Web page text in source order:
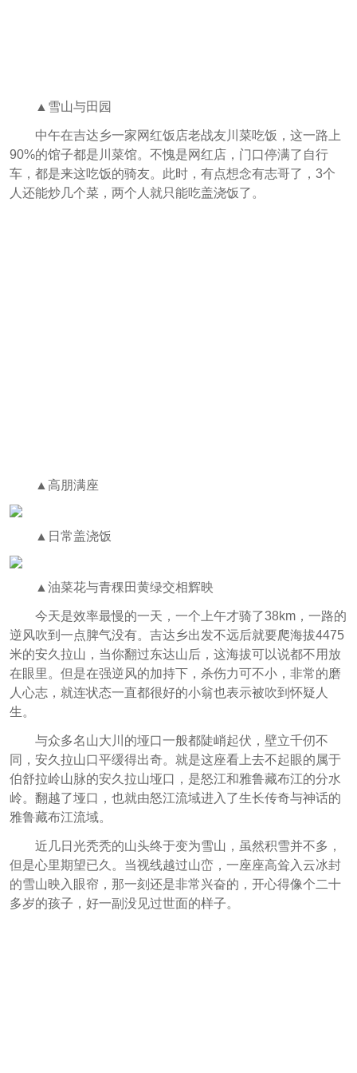
▲雪山与田园
中午在吉达乡一家网红饭店老战友川菜吃饭，这一路上
90%的馆子都是川菜馆。不愧是网红店，门口停满了自行
车，都是来这吃饭的骑友。此时，有点想念有志哥了，3个
人还能炒几个菜，两个人就只能吃盖浇饭了。
▲高朋满座
▲日常盖浇饭
▲油菜花与青稞田黄绿交相辉映
今天是效率最慢的一天，一个上午才骑了38km，一路的
逆风吹到一点脾气没有。吉达乡出发不远后就要爬海拔4475
米的安久拉山 ，当你翻过东达山后，这海拔可以说都不用放
在眼里。但是在强逆风的加持下，杀伤力可不小，非常的磨
人心志，就连状态一直都很好的小翁也表示被吹到怀疑人
生。
与众多名山大川的垭口一般都陡峭起伏，壁立千仞不
同，安久拉山口平缓得出奇。就是这座看上去不起眼的属于
伯舒拉岭山脉的安久拉山垭口，是怒江和雅鲁藏布江的分水
岭。翻越了垭口，也就由怒江流域进入了生长传奇与神话的
雅鲁藏布江流域。
近几日光秃秃的山头终于变为雪山，虽然积雪并不多，
但是心里期望已久。当视线越过山峦，一座座高耸入云冰封
的雪山映入眼帘，那一刻还是非常兴奋的，开心得像个二十
多岁的孩子，好一副没见过世面的样子。